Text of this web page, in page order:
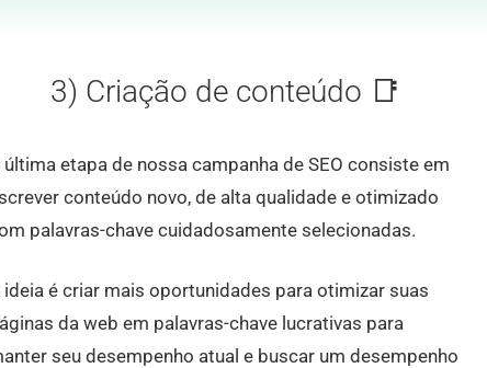
3) Criação de conteúdo 📑
última etapa de nossa campanha de SEO consiste em
conteúdo novo, de alta qualidade e otimizado
palavras-chave cuidadosamente selecionadas.
ideia é criar mais oportunidades para otimizar suas
da web em palavras-chave lucrativas para
seu desempenho atual e buscar um desempenho